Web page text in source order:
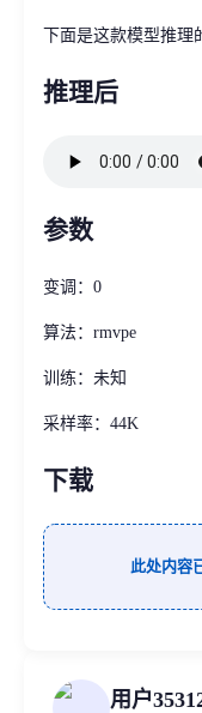
下面是这款模型推理
推理后
参数
变调：0
算法：rmvpe
训练：未知
采样率：44K
下载
此处内容
用户